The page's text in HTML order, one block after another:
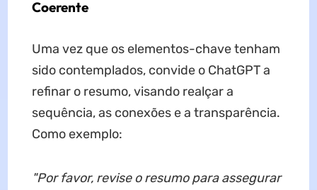
Coerente
Uma vez que os elementos-chave tenham
sido contemplados, convide o ChatGPT a
refinar o resumo, visando realçar a
sequência, as conexões e a transparência.
Como exemplo:
"Por favor, revise o resumo para assegurar